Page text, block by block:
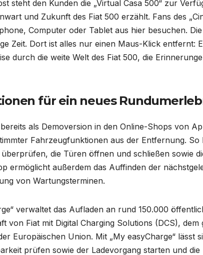
steht den Kunden die „Virtual Casa 500“ zur
und Zukunft des Fiat 500 erzählt. Fans des
Computer oder Tablet aus hier besuchen.
Zeit. Dort ist alles nur einen Maus-Klick entfernt:
durch die weite Welt des Fiat 500, die
für ein neues
als Demoversion in den Online-Shops von
Fahrzeugfunktionen aus der Entfernung. So
überprüfen, die Türen öffnen und schließen sowie
ermöglicht außerdem das Auffinden der
von Wartungsterminen.
verwaltet das Aufladen an rund 150.000
von Fiat mit Digital Charging Solutions (DCS),
Europäischen Union. Mit „My easyCharge“ lässt
prüfen sowie der Ladevorgang starten und die